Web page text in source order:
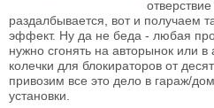
раздалбывается, вот и получаем
эффект. Ну да не беда - любая
нужно сгонять на авторынок или в
колечки для блокираторов от
привозим все это дело в гараж/
установки.